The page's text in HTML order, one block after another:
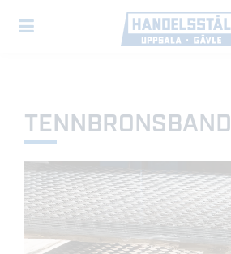
TENNBRONSBAND